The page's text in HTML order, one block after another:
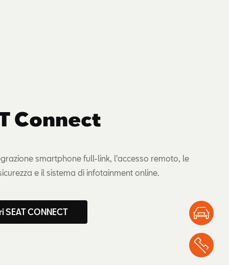
Connect
smartphone full-link, l'accesso remoto, le
e il sistema di infotainment online.
SEAT CONNECT